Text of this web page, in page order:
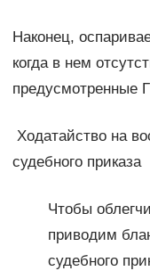
Наконец,
когда в нем
предусмотренные
Ходатайство на
судебного приказа
Чтобы
приводим
судебного